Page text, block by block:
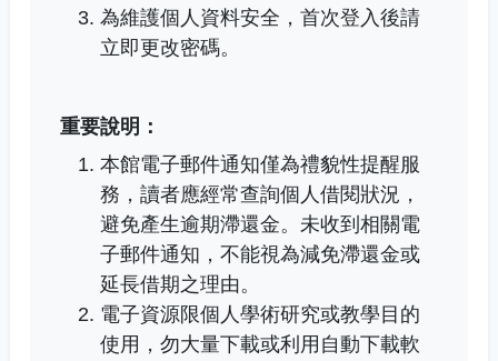
為維護個人資料安全，首次登入後請
立即更改密碼。
重要說明：
本館電子郵件通知僅為禮貌性提醒服
務，讀者應經常查詢個人借閱狀況，
避免產生逾期滯還金。未收到相關電
子郵件通知，不能視為減免滯還金或
延長借期之理由。
電子資源限個人學術研究或教學目的
使用，勿大量下載或利用自動下載軟